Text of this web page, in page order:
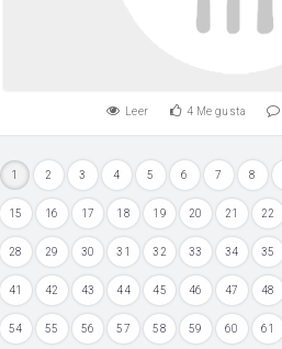
Leer 4 Me gusta
1 2 3 4 5 6 7 8
15 16 17 18 19 20 21 22
28 29 30 31 32 33 34 35
41 42 43 44 45 46 47 48
54 55 56 57 58 59 60 61